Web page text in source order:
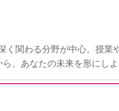
く関わる分野が中心。授業
、あなたの未来を形にしよ